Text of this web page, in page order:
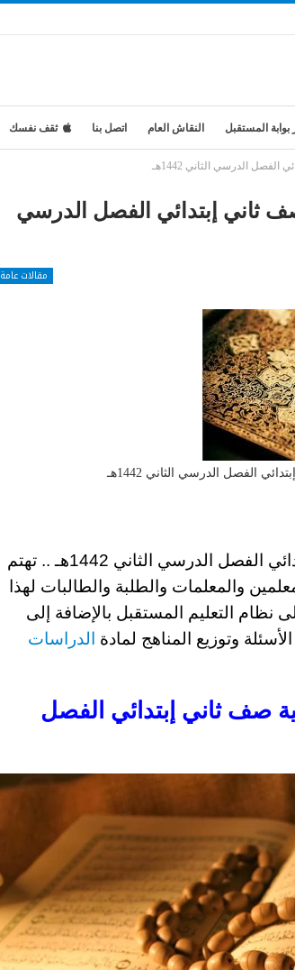
بوابة المستقبل النقاش العام اتصل بنا ثقف نفسك
الدرسي الثاني 1442هـ
ثاني إبتدائي الفصل الدرسي
مقالات عامة
الفصل الدرسي الثاني 1442هـ
الفصل الدرسي الثاني 1442هـ ..
تهتم
والمعلمات والطلبة والطالبات لهذا
نظام التعليم المستقبل بالإضافة إلى
وتوزيع المناهج لمادة الدراسات
صف ثاني إبتدائي الفصل